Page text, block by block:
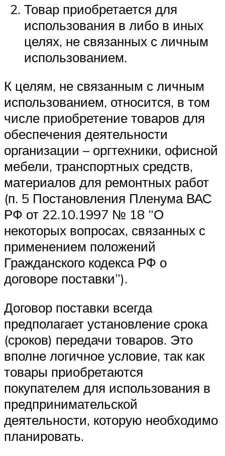
Товар приобретается для
использования в либо в иных
целях, не связанных с личным
использованием.
К целям, не связанным с личным
использованием, относится, в том
числе приобретение товаров для
обеспечения деятельности
организации – оргтехники, офисной
мебели, транспортных средств,
материалов для ремонтных работ
(п. 5 Постановления Пленума ВАС
РФ от 22.10.1997 № 18 “О
некоторых вопросах, связанных с
применением положений
Гражданского кодекса РФ о
договоре поставки”).
Договор поставки всегда
предполагает установление срока
(сроков) передачи товаров. Это
вполне логичное условие, так как
товары приобретаются
покупателем для использования в
предпринимательской
деятельности, которую необходимо
планировать.